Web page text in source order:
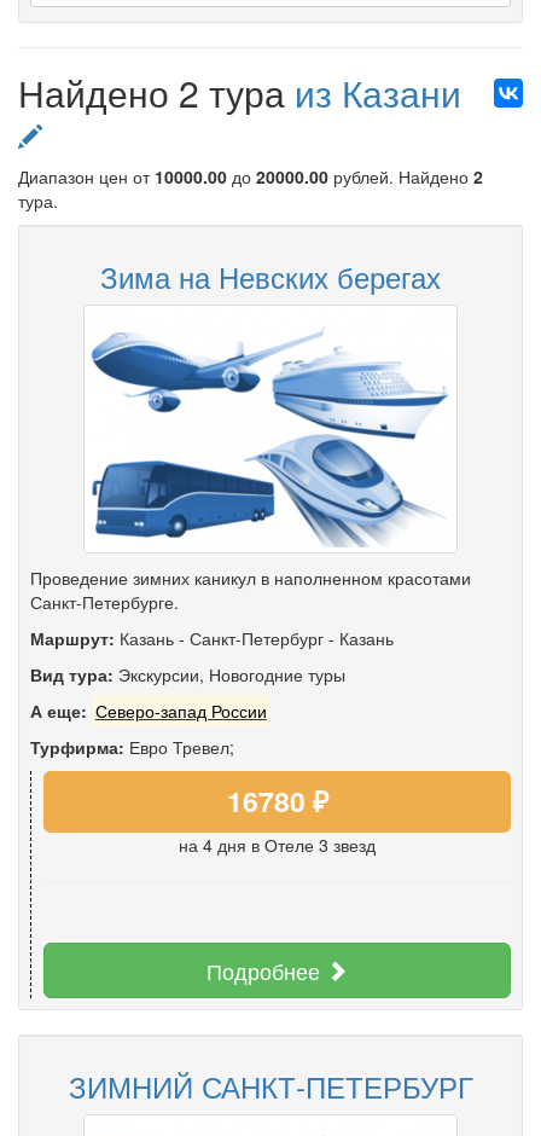
Найдено 2 тура из Казани
Диапазон цен от 10000.00 до 20000.00 рублей. Найдено 2
тура.
Зима на Невских берегах
Проведение зимних каникул в наполненном красотами
Санкт-Петербурге.
Маршрут: Казань - Санкт-Петербург - Казань
Вид тура: Экскурсии, Новогодние туры
А еще: Северо-запад России
Турфирма: Евро Тревел;
16780 ₽
на 4 дня в Отеле 3 звезд
Подробнее
ЗИМНИЙ САНКТ-ПЕТЕРБУРГ